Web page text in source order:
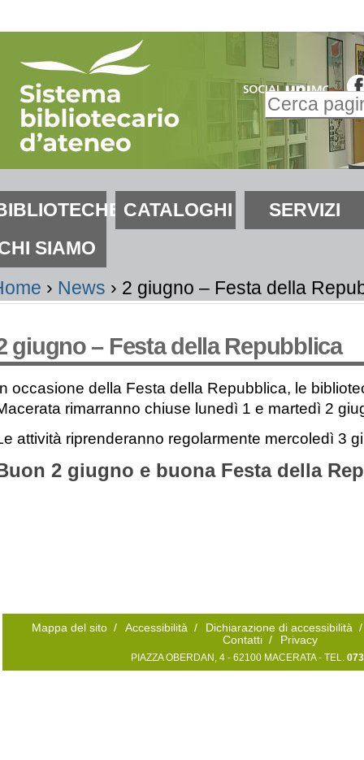
Inserire il
Ricerca
avanzata…
CATALOGHI
SERVIZI
SIAMO
› News › 2 giugno – Festa della
giugno – Festa della Repubblica
occasione della Festa della Repubblica, le
rimarranno chiuse lunedì 1 e martedì 2
attività riprenderanno regolarmente mercoledì 3
2 giugno e buona Festa della
Mappa del sito / Accessibilità / Dichiarazione di accessibilità /
Contatti / Privacy
PIAZZA OBERDAN, 4 - 62100 MACERATA - TEL.